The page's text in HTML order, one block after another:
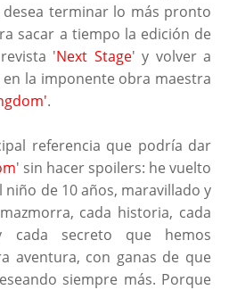
terminar lo más pronto
sacar a tiempo la edición de
'Next Stage' y volver a
en la imponente obra maestra
.
referencia que podría dar
' sin hacer spoilers: he vuelto
de 10 años, maravillado y
cada historia, cada
cada secreto que hemos
aventura, con ganas de que
siempre más. Porque